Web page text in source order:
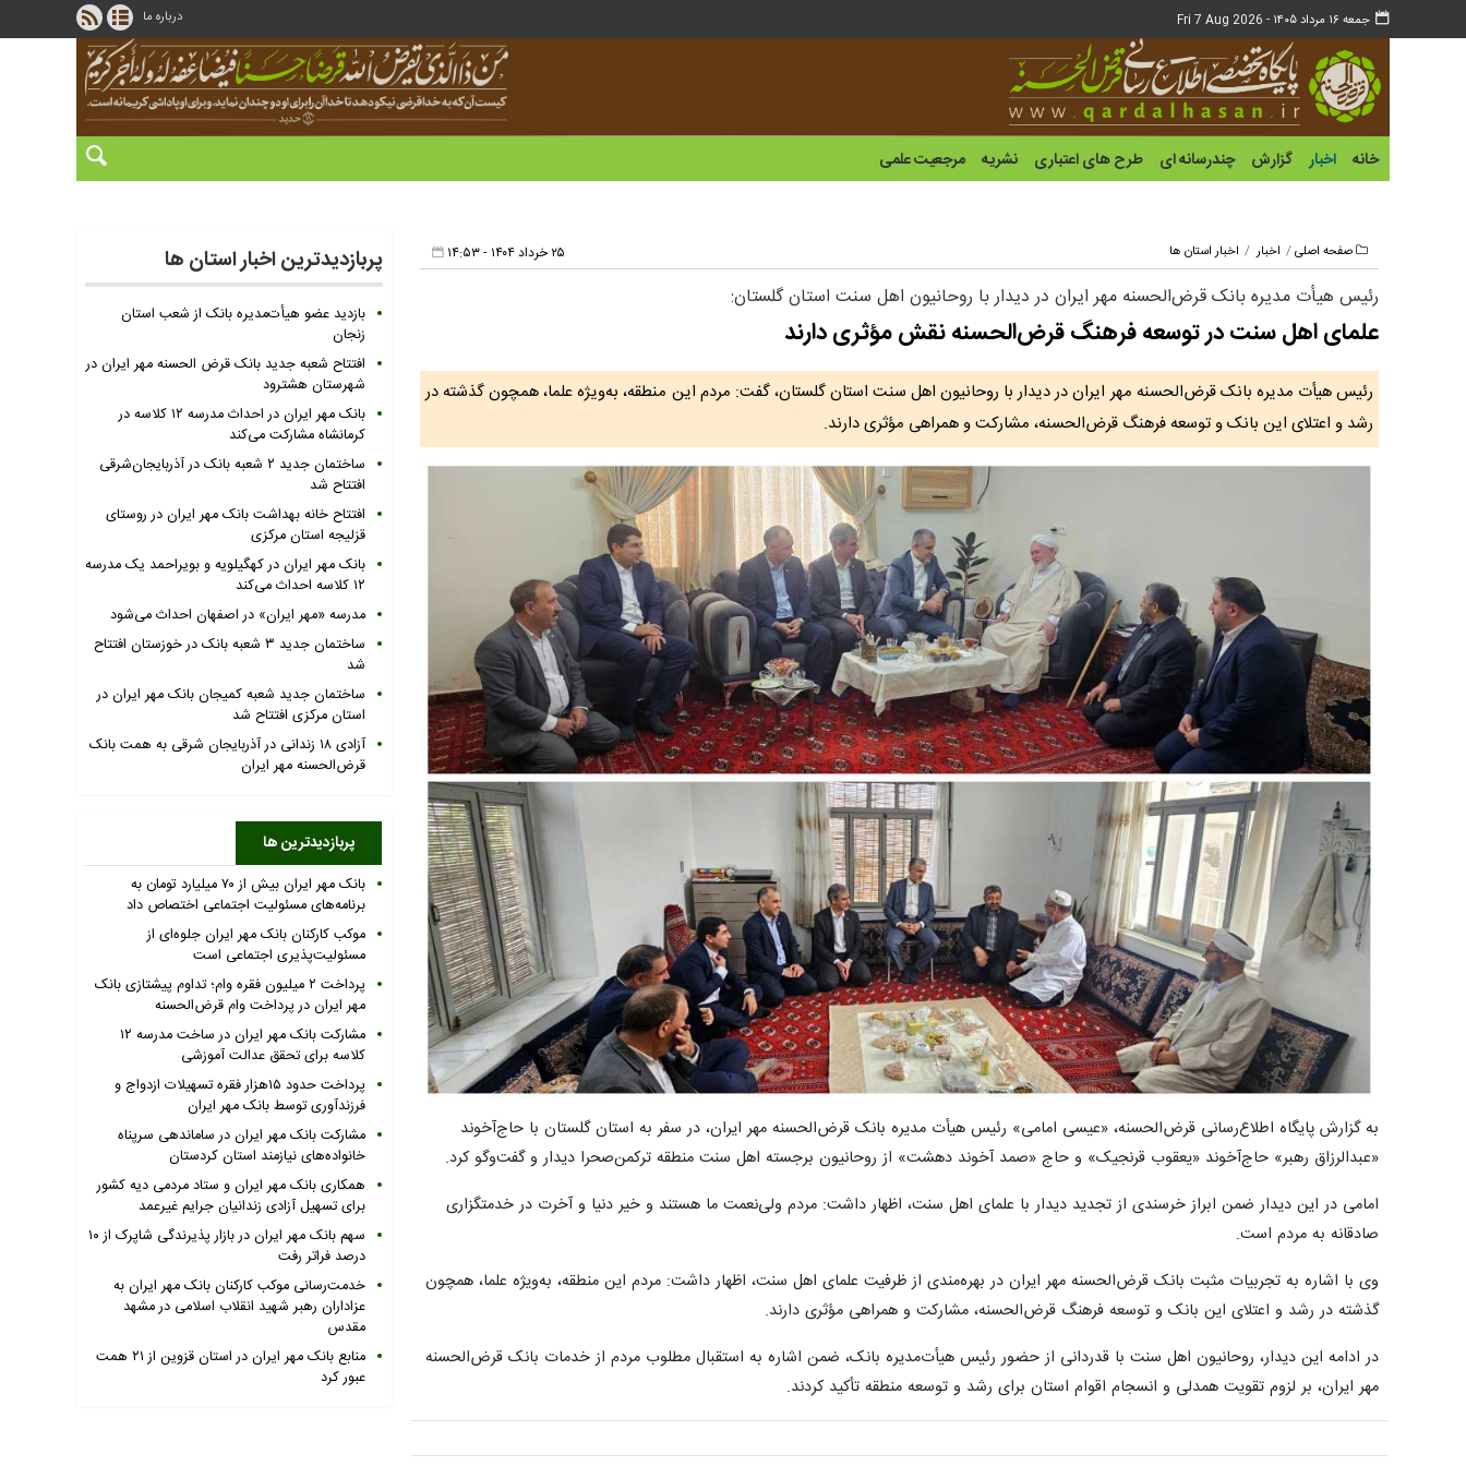
جمعه ۱۶ مرداد ۱۴۰۵ - Fri 7 Aug 2026 درباره ما
خانه اخبار گزارش چندرسانه ای طرح های اعتباری نشریه مرجعیت علمی
صفحه اصلی اخبار اخبار استان ها ۲۵ خرداد ۱۴۰۴ - ۱۴:۵۳
رئیس هیأت مدیره بانک قرض‌الحسنه مهر ایران در دیدار با روحانیون اهل سنت استان گلستان:
علمای اهل سنت در توسعه فرهنگ قرض‌الحسنه نقش مؤثری دارند
رئیس هیأت مدیره بانک قرض‌الحسنه مهر ایران در دیدار با روحانیون اهل سنت استان گلستان، گفت: مردم این منطقه، به‌ویژه علما، همچون گذشته در
رشد و اعتلای این بانک و توسعه فرهنگ قرض‌الحسنه، مشارکت و همراهی مؤثری دارند.
به گزارش پایگاه اطلاع‌رسانی قرض‌الحسنه، «عیسی امامی» رئیس هیأت مدیره بانک قرض‌الحسنه مهر ایران، در سفر به استان گلستان با حاج‌آخوند
«عبدالرزاق رهبر» حاج‌آخوند «یعقوب قرنجیک» و حاج «صمد آخوند دهشت» از روحانیون برجسته اهل سنت منطقه ترکمن‌صحرا دیدار و گفت‌وگو کرد.
امامی در این دیدار ضمن ابراز خرسندی از تجدید دیدار با علمای اهل سنت، اظهار داشت: مردم ولی‌نعمت ما هستند و خیر دنیا و آخرت در خدمتگزاری
صادقانه به مردم است.
وی با اشاره به تجربیات مثبت بانک قرض‌الحسنه مهر ایران در بهره‌مندی از ظرفیت علمای اهل سنت، اظهار داشت: مردم این منطقه، به‌ویژه علما، همچون
گذشته در رشد و اعتلای این بانک و توسعه فرهنگ قرض‌الحسنه، مشارکت و همراهی مؤثری دارند.
در ادامه این دیدار، روحانیون اهل سنت با قدردانی از حضور رئیس هیأت‌مدیره بانک، ضمن اشاره به استقبال مطلوب مردم از خدمات بانک قرض‌الحسنه
مهر ایران، بر لزوم تقویت همدلی و انسجام اقوام استان برای رشد و توسعه منطقه تأکید کردند.
پربازدیدترین اخبار استان ها
بازدید عضو هیأت‌مدیره بانک از شعب استان
زنجان
افتتاح شعبه جدید بانک قرض الحسنه مهر ایران در
شهرستان هشترود
بانک مهر ایران در احداث مدرسه ۱۲ کلاسه در
کرمانشاه مشارکت می‌کند
ساختمان جدید ۲ شعبه بانک در آذربایجان‌شرقی
افتتاح شد
افتتاح خانه بهداشت بانک مهر ایران در روستای
قزلیجه استان مرکزی
بانک مهر ایران در کهگیلویه و بویراحمد یک مدرسه
۱۲ کلاسه احداث می‌کند
مدرسه «مهر ایران» در اصفهان احداث می‌شود
ساختمان جدید ۳ شعبه بانک در خوزستان افتتاح
شد
ساختمان جدید شعبه کمیجان بانک مهر ایران در
استان مرکزی افتتاح شد
آزادی ۱۸ زندانی در آذربایجان شرقی به همت بانک
قرض‌الحسنه مهر ایران
پربازدیدترین ها
بانک مهر ایران بیش از ۷۰ میلیارد تومان به
برنامه‌های مسئولیت اجتماعی اختصاص داد
موکب کارکنان بانک مهر ایران جلوه‌ای از
مسئولیت‌پذیری اجتماعی است
پرداخت ۲ میلیون فقره وام؛ تداوم پیشتازی بانک
مهر ایران در پرداخت وام قرض‌الحسنه
مشارکت بانک مهر ایران در ساخت مدرسه ۱۲
کلاسه برای تحقق عدالت آموزشی
پرداخت حدود ۱۵هزار فقره تسهیلات ازدواج و
فرزندآوری توسط بانک مهر ایران
مشارکت بانک مهر ایران در ساماندهی سرپناه
خانواده‌های نیازمند استان کردستان
همکاری بانک مهر ایران و ستاد مردمی دیه کشور
برای تسهیل آزادی زندانیان جرایم غیرعمد
سهم بانک مهر ایران در بازار پذیرندگی شاپرک از ۱۰
درصد فراتر رفت
خدمت‌رسانی موکب کارکنان بانک مهر ایران به
عزاداران رهبر شهید انقلاب اسلامی در مشهد
مقدس
منابع بانک مهر ایران در استان قزوین از ۲۱ همت
عبور کرد